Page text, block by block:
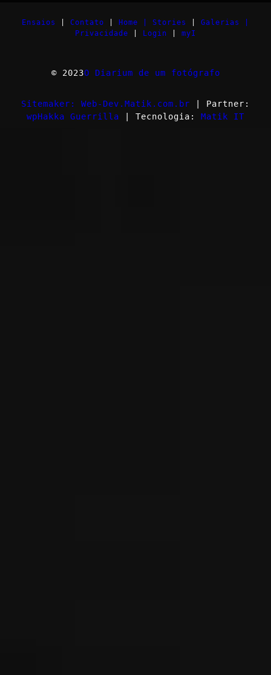
Ensaios Contato Home | Stories
Galerias |
Privacidade
Login myI
© 2023O Diarium de um fotógrafo
Sitemaker: Web-Dev.Matik.com.br | Partner:
wpHakka Guerrilla | Tecnologia: Matik IT